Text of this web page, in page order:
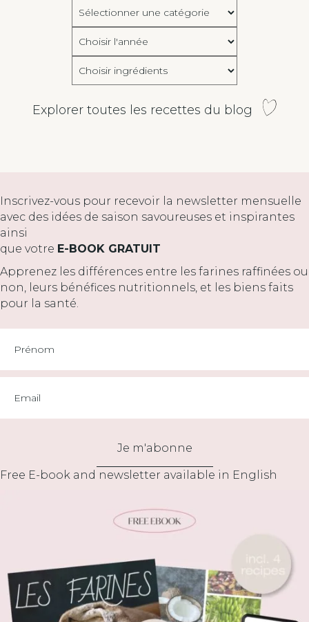
ingrédients
Explorer toutes les recettes du blog
Inscrivez-vous pour recevoir la newsletter mensuelle
avec des idées de saison savoureuses et inspirantes
ainsi
que votre E-BOOK GRATUIT
Apprenez les différences entre les farines raffinées ou
non, leurs bénéfices nutritionnels, et les biens faits
pour la santé.
Je m'abonne
Free E-book and newsletter available in English